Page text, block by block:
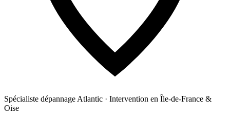
Spécialiste dépannage Atlantic · Intervention en Île-de-France &
Oise